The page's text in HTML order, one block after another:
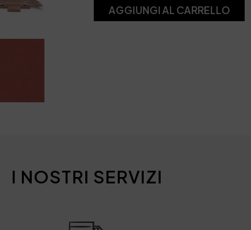
AGGIUNGI AL CARRELLO
I NOSTRI SERVIZI